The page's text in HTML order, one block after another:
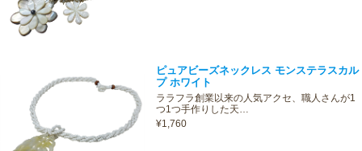
ピュアビーズネックレス モンステラスカル
プ ホワイト
ララフラ創業以来の人気アクセ、職人さんが1
つ1つ手作りした天…
¥1,760